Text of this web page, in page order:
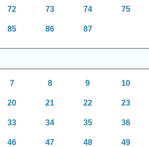
72 73 74 75
85 86 87
7 8 9 10
20 21 22 23
33 34 35 36
46 47 48 49